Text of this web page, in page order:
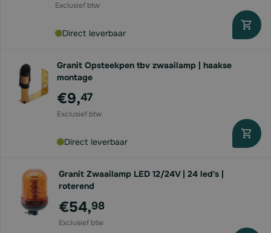
Direct leverbaar
Granit Opsteekpen tbv zwaailamp | haakse
montage
€9,47
Direct leverbaar
Granit Zwaailamp LED 12/24V | 24 led's |
roterend
€54,98